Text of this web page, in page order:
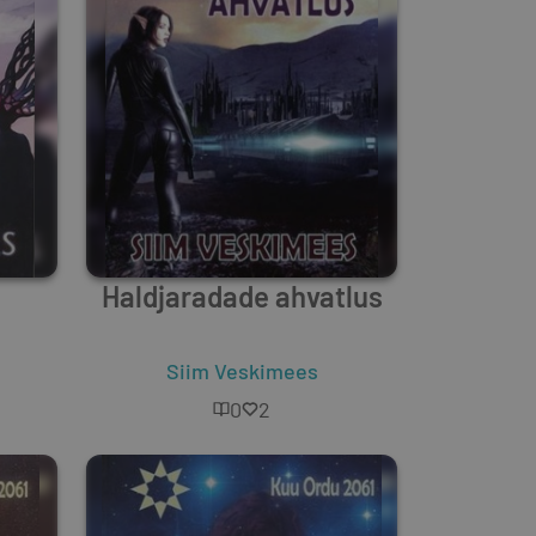
Veskimees Sven Kivisildnik,Meelis Ivanov
Haldjaradade ahvatlus
Siim Veskimees
0
2